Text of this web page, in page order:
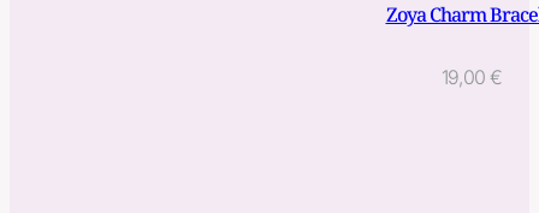
Zoya Charm
19,00 €